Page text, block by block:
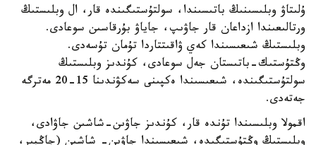
ۇلىتاۋ وبلىسىنىڭ باتىسىندا، سولتۇستىگىندە قار، ال وبلىستىڭ
ورتالىعىندا ازداعان قار جاۋىپ، جاياۋ بۇرقاسىن سوعادى.
وبلىستىڭ شىعىسىندا كەي ۋاقىتتاردا تۇمان تۇسەدى.
وڭتۇستىك-باتىستان جەل سوعادى، كۇندىز وبلىستىڭ
سولتۇستىگىندە، شىعىسىندا ەكپىنى سەكۋندىنا 15-20 مەترگە
جەتەدى.
اقمولا وبلىسىندا تۇندە قار، كۇندىز جاۋىن-شاشىن جاۋادى،